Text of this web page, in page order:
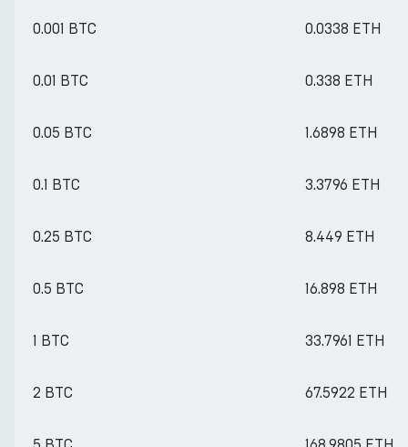
0.001 BTC 0.0338 ETH
0.01 BTC 0.338 ETH
0.05 BTC 1.6898 ETH
0.1 BTC 3.3796 ETH
0.25 BTC 8.449 ETH
0.5 BTC 16.898 ETH
1 BTC 33.7961 ETH
2 BTC 67.5922 ETH